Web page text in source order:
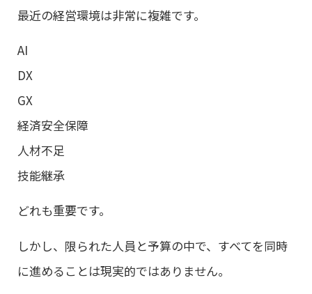
最近の経営環境は非常に複雑です。
AI
DX
GX
経済安全保障
人材不足
技能継承
どれも重要です。
しかし、限られた人員と予算の中で、すべてを同時
に進めることは現実的ではありません。